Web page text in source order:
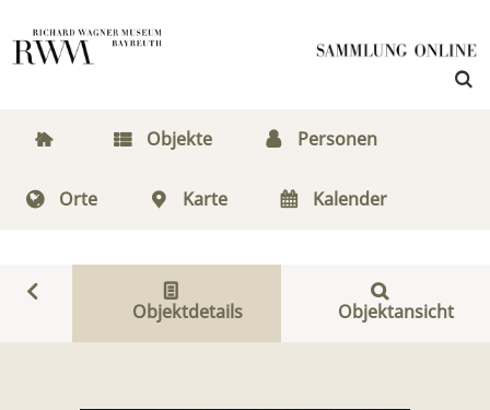
Objekte Personen
Orte Karte Kalender
Objektdetails Objektansicht